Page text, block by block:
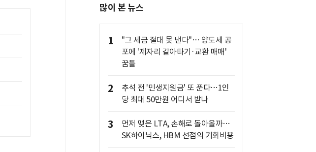
많이 본 뉴스
1
"그 세금 절대 못 낸다"… 양도세 공
포에 '제자리 갈아타기·교환 매매'
꿈틀
2
추석 전 '민생지원금' 또 푼다…1인
당 최대 50만원 어디서 받나
3
먼저 맺은 LTA, 손해로 돌아올까…
SK하이닉스, HBM 선점의 기회비용